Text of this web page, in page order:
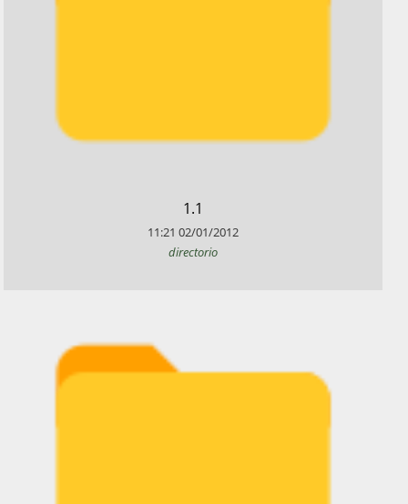
​1.1
11:21 02/01/2012
directorio